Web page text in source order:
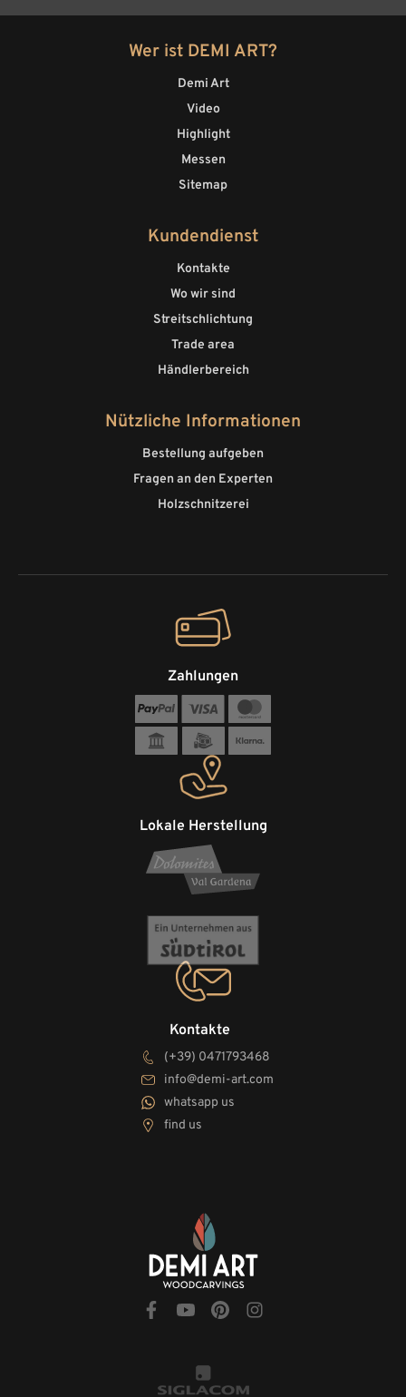
Wer ist DEMI ART?
Demi Art
Video
Highlight
Messen
Sitemap
Kundendienst
Kontakte
Wo wir sind
Streitschlichtung
Trade area
Händlerbereich
Nützliche Informationen
Bestellung aufgeben
Fragen an den Experten
Holzschnitzerei
Kontakte
(+39) 0471793468
info@demi-art.com
whatsapp us
find us
Lokale Herstellung
Zahlungen